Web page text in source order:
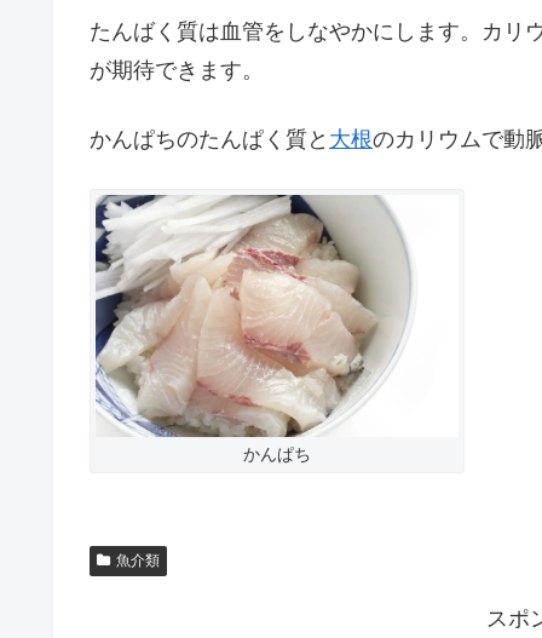
たんばく質は血管をしなやかにします。カリ
が期待できます。
かんぱちのたんぱく質と 大根のカリウムで動
かんぱち
魚介類
スポ